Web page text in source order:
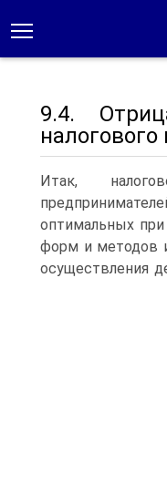
9.4.
Итак,
оптимальных
форм и методов
осуществления